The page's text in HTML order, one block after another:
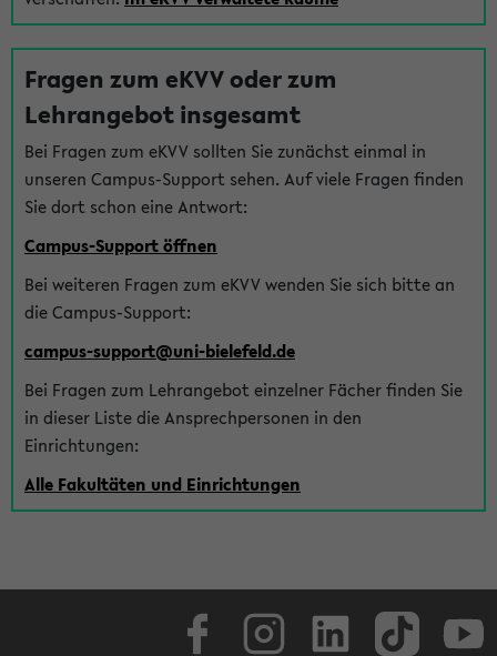
Fragen zum eKVV oder zum
Lehrangebot insgesamt
Bei Fragen zum eKVV sollten Sie zunächst einmal in
unseren Campus-Support sehen. Auf viele Fragen finden
Sie dort schon eine Antwort:
Campus-Support öffnen
Bei weiteren Fragen zum eKVV wenden Sie sich bitte an
die Campus-Support:
campus-support@uni-bielefeld.de
Bei Fragen zum Lehrangebot einzelner Fächer finden Sie
in dieser Liste die Ansprechpersonen in den
Einrichtungen:
Alle Fakultäten und Einrichtungen